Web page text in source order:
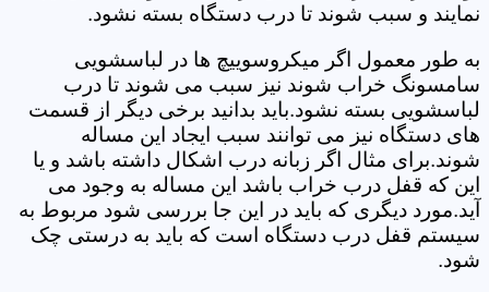
نمایند و سبب شوند تا درب دستگاه بسته نشود.
به طور معمول اگر میکروسوییچ ها در لباسشویی
سامسونگ خراب شوند نیز سبب می شوند تا درب
لباسشویی بسته نشود.باید بدانید برخی دیگر از قسمت
های دستگاه نیز می توانند سبب ایجاد این مساله
شوند.برای مثال اگر زبانه درب اشکال داشته باشد و یا
این که قفل درب خراب باشد این مساله به وجود می
آید.مورد دیگری که باید در این جا بررسی شود مربوط به
سیستم قفل درب دستگاه است که باید به درستی چک
شود.